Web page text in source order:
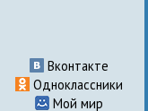
Вконтакте
Одноклассники
Мой мир